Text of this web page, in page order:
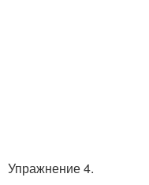
Упражнение 4.